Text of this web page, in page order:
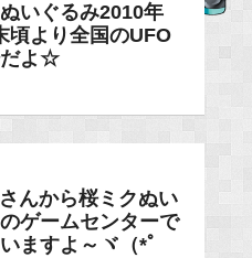
いぐるみ2010年
頃より全国のUFO
だよ☆
んから桜ミクぬい
ゲームセンターで
ますよ～ヾ（*ﾟ